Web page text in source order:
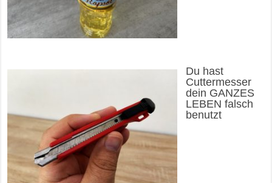
Du hast
Cuttermesser
dein GANZES
LEBEN falsch
benutzt